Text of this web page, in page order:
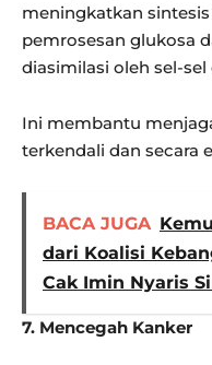
meningkatkan
pemrosesan glukosa
diasimilasi oleh sel-sel
Ini membantu
terkendali dan secara
BACA JUGA
dari Koalisi
Cak Imin Nyaris
7. Mencegah Kanker